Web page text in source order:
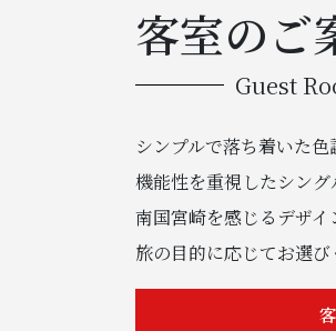
客室のご
Guest
シンプルで落ち着いた
機能性を重視したシング
南国宮崎を感じるデザ
旅の目的に応じてお選び